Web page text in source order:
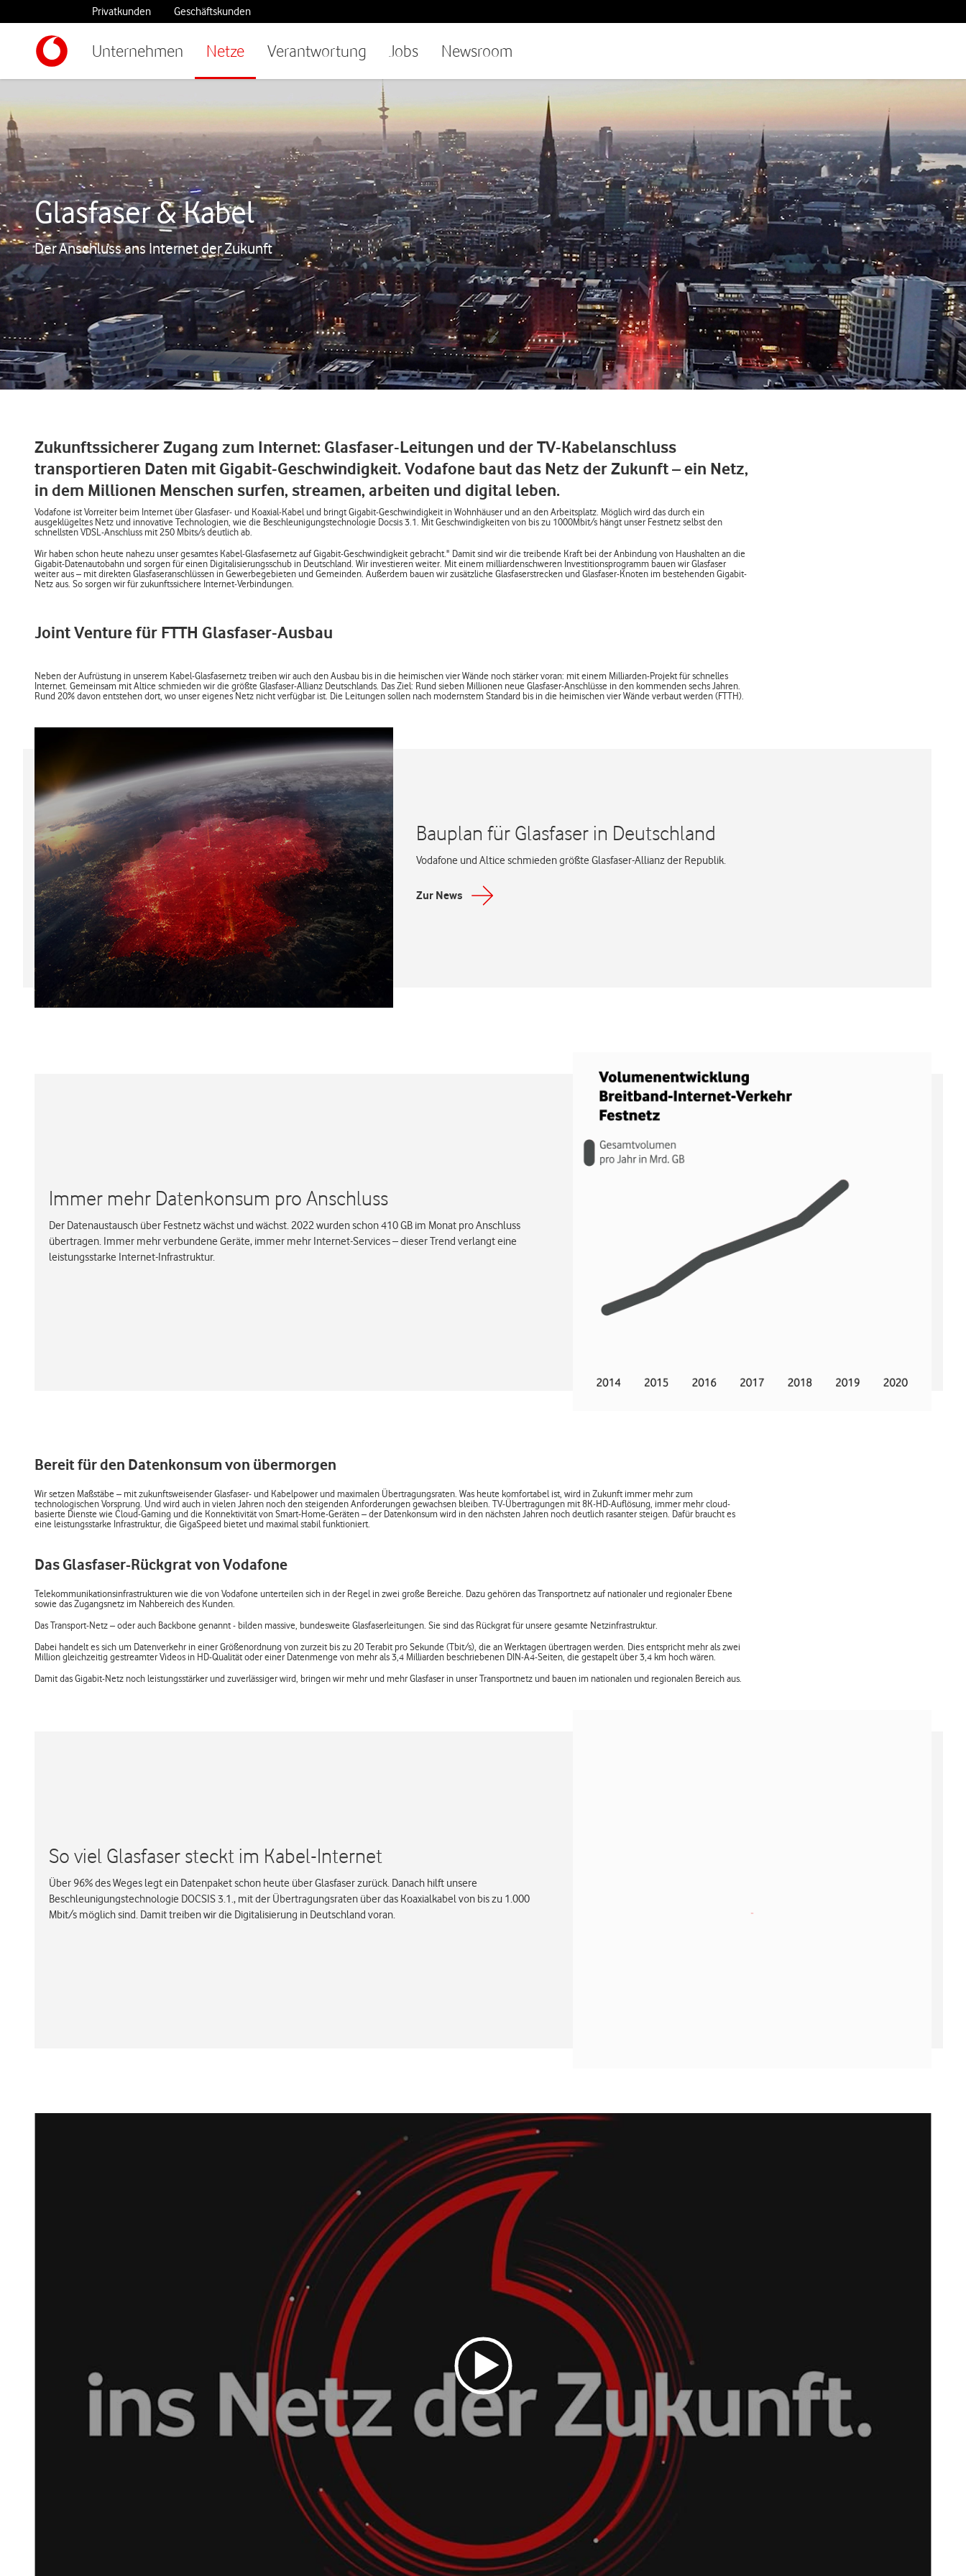
Unternehmen Netze Verantwortung Jobs Newsroom
Privatkunden Geschäftskunden
Glasfaser & Kabel
Der Anschluss ans Internet der Zukunft
Zukunftssicherer Zugang zum Internet: Glasfaser-Leitungen und der TV-Kabelanschluss
transportieren Daten mit Gigabit-Geschwindigkeit. Vodafone baut das Netz der Zukunft – ein Netz,
in dem Millionen Menschen surfen, streamen, arbeiten und digital leben.
Vodafone ist Vorreiter beim Internet über Glasfaser- und Koaxial-Kabel und bringt Gigabit-Geschwindigkeit in Wohnhäuser und an den Arbeitsplatz. Möglich wird das durch ein
ausgeklügeltes Netz und innovative Technologien, wie die Beschleunigungstechnologie Docsis 3.1. Mit Geschwindigkeiten von bis zu 1000Mbit/s hängt unser Festnetz selbst den
schnellsten VDSL-Anschluss mit 250 Mbits/s deutlich ab.
Wir haben schon heute nahezu unser gesamtes Kabel-Glasfasernetz auf Gigabit-Geschwindigkeit gebracht." Damit sind wir die treibende Kraft bei der Anbindung von Haushalten an die
Gigabit-Datenautobahn und sorgen für einen Digitalisierungsschub in Deutschland. Wir investieren weiter. Mit einem milliardenschweren Investitionsprogramm bauen wir Glasfaser
weiter aus – mit direkten Glasfaseranschlüssen in Gewerbegebieten und Gemeinden. Außerdem bauen wir zusätzliche Glasfaserstrecken und Glasfaser-Knoten im bestehenden Gigabit-
Netz aus. So sorgen wir für zukunftssichere Internet-Verbindungen.
Joint Venture für FTTH Glasfaser-Ausbau
Neben der Aufrüstung in unserem Kabel-Glasfasernetz treiben wir auch den Ausbau bis in die heimischen vier Wände noch stärker voran: mit einem Milliarden-Projekt für schnelles
Internet. Gemeinsam mit Altice schmieden wir die größte Glasfaser-Allianz Deutschlands. Das Ziel: Rund sieben Millionen neue Glasfaser-Anschlüsse in den kommenden sechs Jahren.
Rund 20% davon entstehen dort, wo unser eigenes Netz nicht verfügbar ist. Die Leitungen sollen nach modernstem Standard bis in die heimischen vier Wände verbaut werden (FTTH).
Bauplan für Glasfaser in Deutschland
Vodafone und Altice schmieden größte Glasfaser-Allianz der Republik.
Zur News
Immer mehr Datenkonsum pro Anschluss
Der Datenaustausch über Festnetz wächst und wächst. 2022 wurden schon 410 GB im Monat pro Anschluss
übertragen. Immer mehr verbundene Geräte, immer mehr Internet-Services – dieser Trend verlangt eine
leistungsstarke Internet-Infrastruktur.
Bereit für den Datenkonsum von übermorgen
Wir setzen Maßstäbe – mit zukunftsweisender Glasfaser- und Kabelpower und maximalen Übertragungsraten. Was heute komfortabel ist, wird in Zukunft immer mehr zum
technologischen Vorsprung. Und wird auch in vielen Jahren noch den steigenden Anforderungen gewachsen bleiben. TV-Übertragungen mit 8K-HD-Auflösung, immer mehr cloud-
basierte Dienste wie Cloud-Gaming und die Konnektivität von Smart-Home-Geräten – der Datenkonsum wird in den nächsten Jahren noch deutlich rasanter steigen. Dafür braucht es
eine leistungsstarke Infrastruktur, die GigaSpeed bietet und maximal stabil funktioniert.
Das Glasfaser-Rückgrat von Vodafone
Telekommunikationsinfrastrukturen wie die von Vodafone unterteilen sich in der Regel in zwei große Bereiche. Dazu gehören das Transportnetz auf nationaler und regionaler Ebene
sowie das Zugangsnetz im Nahbereich des Kunden.
Das Transport-Netz – oder auch Backbone genannt - bilden massive, bundesweite Glasfaserleitungen. Sie sind das Rückgrat für unsere gesamte Netzinfrastruktur.
Dabei handelt es sich um Datenverkehr in einer Größenordnung von zurzeit bis zu 20 Terabit pro Sekunde (Tbit/s), die an Werktagen übertragen werden. Dies entspricht mehr als zwei
Million gleichzeitig gestreamter Videos in HD-Qualität oder einer Datenmenge von mehr als 3,4 Milliarden beschriebenen DIN-A4-Seiten, die gestapelt über 3,4 km hoch wären.
Damit das Gigabit-Netz noch leistungsstärker und zuverlässiger wird, bringen wir mehr und mehr Glasfaser in unser Transportnetz und bauen im nationalen und regionalen Bereich aus.
So viel Glasfaser steckt im Kabel-Internet
Über 96% des Weges legt ein Datenpaket schon heute über Glasfaser zurück. Danach hilft unsere
Beschleunigungstechnologie DOCSIS 3.1., mit der Übertragungsraten über das Koaxialkabel von bis zu 1.000
Mbit/s möglich sind. Damit treiben wir die Digitalisierung in Deutschland voran.